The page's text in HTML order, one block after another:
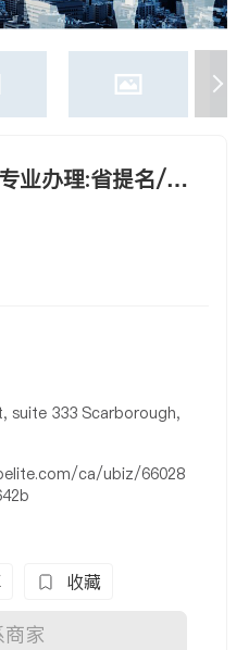
业办理:省提名/投
suite 333 Scarborough,
ca/ubiz/66028
收藏
商家